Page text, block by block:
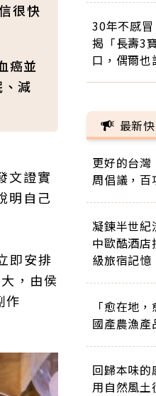
很快
癌並
減
文證實
明自己
即安排
，由侯
作
30年不感
揭「長壽3
口，偶爾也
最新
更好的台
周倡議，百
凝鍊半世紀
中歐酷酒
級旅宿記憶
「愈在地
國產農漁
回歸本味
用自然風土